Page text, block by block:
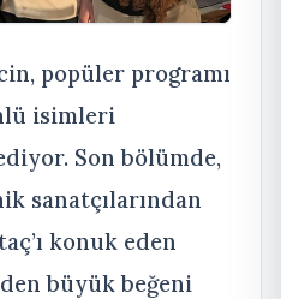
popüler programı
isimleri
Son bölümde,
sanatçılarından
konuk eden
büyük beğeni